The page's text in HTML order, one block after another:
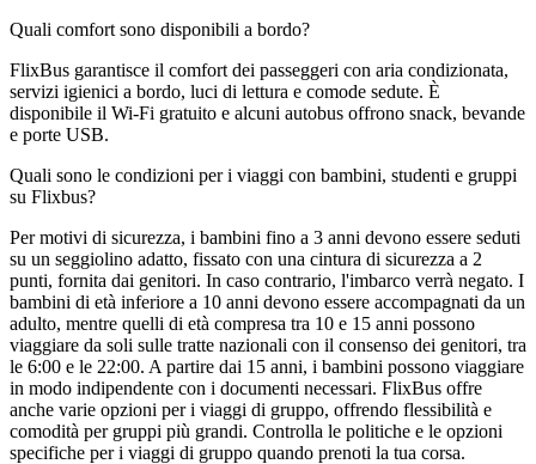
Quali comfort sono disponibili a bordo?
FlixBus garantisce il comfort dei passeggeri con aria condizionata,
servizi igienici a bordo, luci di lettura e comode sedute. È
disponibile il Wi-Fi gratuito e alcuni autobus offrono snack, bevande
e porte USB.
Quali sono le condizioni per i viaggi con bambini, studenti e gruppi
su Flixbus?
Per motivi di sicurezza, i bambini fino a 3 anni devono essere seduti
su un seggiolino adatto, fissato con una cintura di sicurezza a 2
punti, fornita dai genitori. In caso contrario, l'imbarco verrà negato. I
bambini di età inferiore a 10 anni devono essere accompagnati da un
adulto, mentre quelli di età compresa tra 10 e 15 anni possono
viaggiare da soli sulle tratte nazionali con il consenso dei genitori, tra
le 6:00 e le 22:00. A partire dai 15 anni, i bambini possono viaggiare
in modo indipendente con i documenti necessari. FlixBus offre
anche varie opzioni per i viaggi di gruppo, offrendo flessibilità e
comodità per gruppi più grandi. Controlla le politiche e le opzioni
specifiche per i viaggi di gruppo quando prenoti la tua corsa.